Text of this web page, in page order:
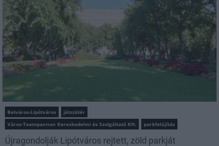
Belváros-Lipótváros
játszótér
Város-Teampannon Kereskedelmi és Szolgáltató Kft.
parkfelújítás
Újragondolják Lipótváros rejtett, zöld parkját